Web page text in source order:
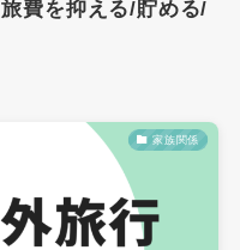
費を抑える/貯める/
家族関係